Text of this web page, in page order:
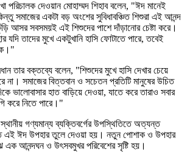
পরিচালক দেওয়ান মোহাম্মদ শিহাব বলেন, "ঈদ মানেই
সমাজের একটা বড় অংশের সুবিধাবঞ্চিত শিশুরা এই আনন্দ
আসর সবসময়ই এই শিশুদের পাশে দাঁড়ানোর চেষ্টা করে।
যদি তাদের মুখে একটুখানি হাসি ফোটাতে পারে, তবেই
তার বক্তব্যে বলেন, "শিশুদের মুখে হাসি দেখার চেয়ে
না। সমাজের বিত্তবান ও সচেতন প্রতিটি মানুষের উচিত
ভালোবাসার হাত বাড়িয়ে দেওয়া, যাতে করে তারাও সবার
করে নিতে পারে।"
স্থানীয় গণ্যমান্য ব্যক্তিবর্গের উপস্থিতিতে অত্যন্ত
এই ঈদ উপহার তুলে দেওয়া হয়। নতুন পোশাক ও উপহার
এক আনন্দঘন ও উৎসবমুখর পরিবেশের সৃষ্টি হয়।